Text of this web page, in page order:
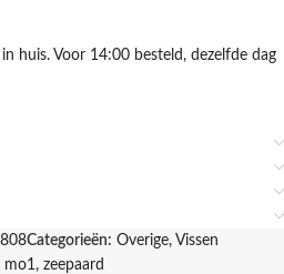
huis. Voor 14:00 besteld, dezelfde dag
Categorieën: Overige, Vissen
mo1, zeepaard